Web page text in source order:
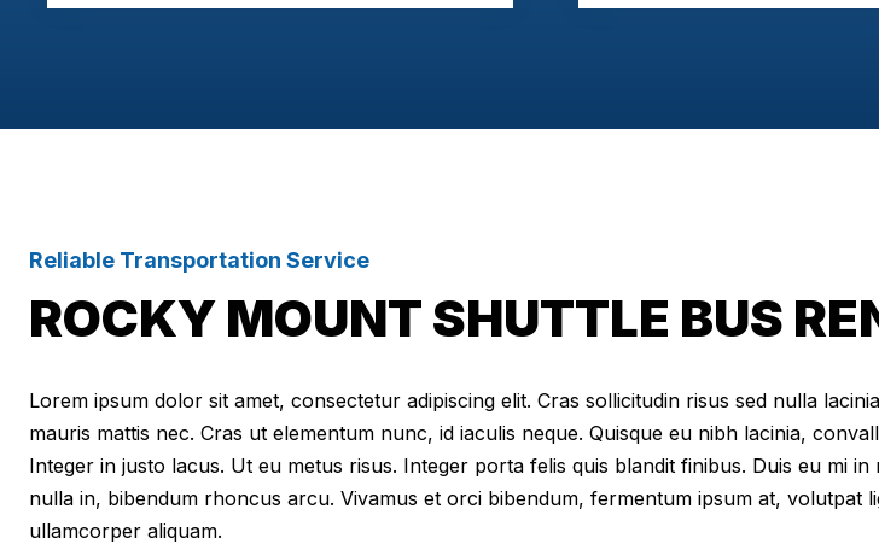
Reliable Transportation Service
ROCKY MOUNT SHUTTLE BUS
Lorem ipsum dolor sit amet, consectetur adipiscing elit. Cras sollicitudin risus sed nulla
mauris mattis nec. Cras ut elementum nunc, id iaculis neque. Quisque eu nibh lacinia,
Integer in justo lacus. Ut eu metus risus. Integer porta felis quis blandit finibus. Duis eu mi
nulla in, bibendum rhoncus arcu. Vivamus et orci bibendum, fermentum ipsum at, volutpat
ullamcorper aliquam.